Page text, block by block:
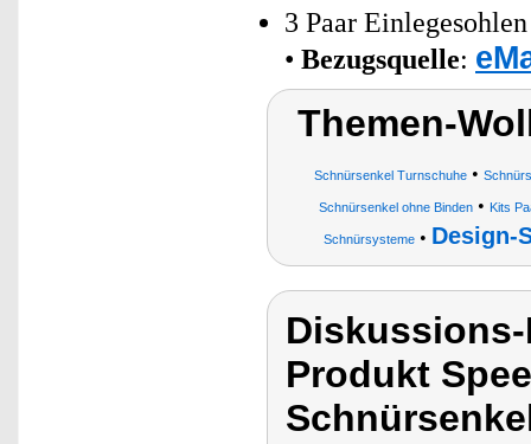
3 Paar
• Bezugsquelle:
Themen-
Schnürsenkel Turnschuhe•
Schnürsenkel ohne Binden • Kits
Schnürsysteme • Design-
Produkt